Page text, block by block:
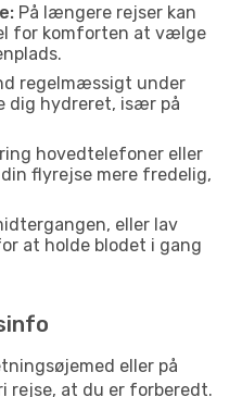
På længere rejser kan
for komforten at vælge
regelmæssigt under
dig hydreret, især på
hovedtelefoner eller
flyrejse mere fredelig,
eller lav
at holde blodet i gang
eller på
rejse, at du er forberedt.